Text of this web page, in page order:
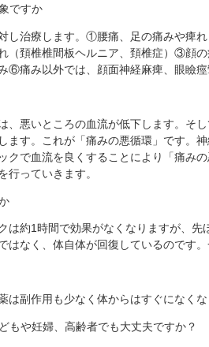
ですか
し治療します。①腰痛、足の痛みや痺
（頚椎椎間板ヘルニア、頚椎症）③顔
⑥痛み以外では、顔面神経麻痺、眼瞼
、悪いところの血流が低下します。そ
ます。これが「痛みの悪循環」です。
クで血流を良くすることにより「痛み
行っていきます。
は約1時間で効果がなくなりますが、
はなく、体自体が回復しているのです
は副作用も少なく体からはすぐになく
もや妊婦、高齢者でも大丈夫ですか？